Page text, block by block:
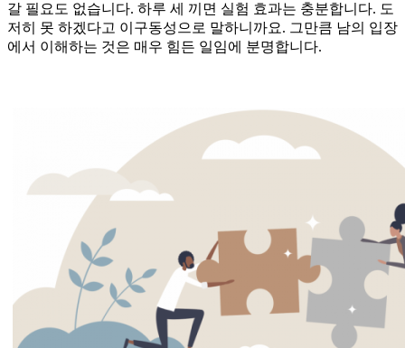
갈 필요도 없습니다. 하루 세 끼면 실험 효과는 충분합니다. 도
저히 못 하겠다고 이구동성으로 말하니까요. 그만큼 남의 입장
에서 이해하는 것은 매우 힘든 일임에 분명합니다.